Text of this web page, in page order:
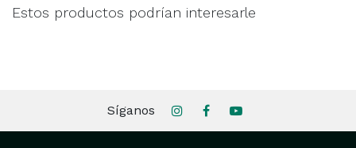
Estos productos podrían interesarle
Síganos